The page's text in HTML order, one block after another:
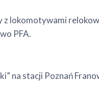
lokomotywami
PFA.
na stacji Poznań